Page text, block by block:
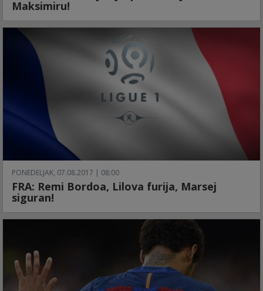
Maksimiru!
PONEDELJAK, 07.08.2017 | 08:00
FRA: Remi Bordoa, Lilova furija, Marsej
siguran!